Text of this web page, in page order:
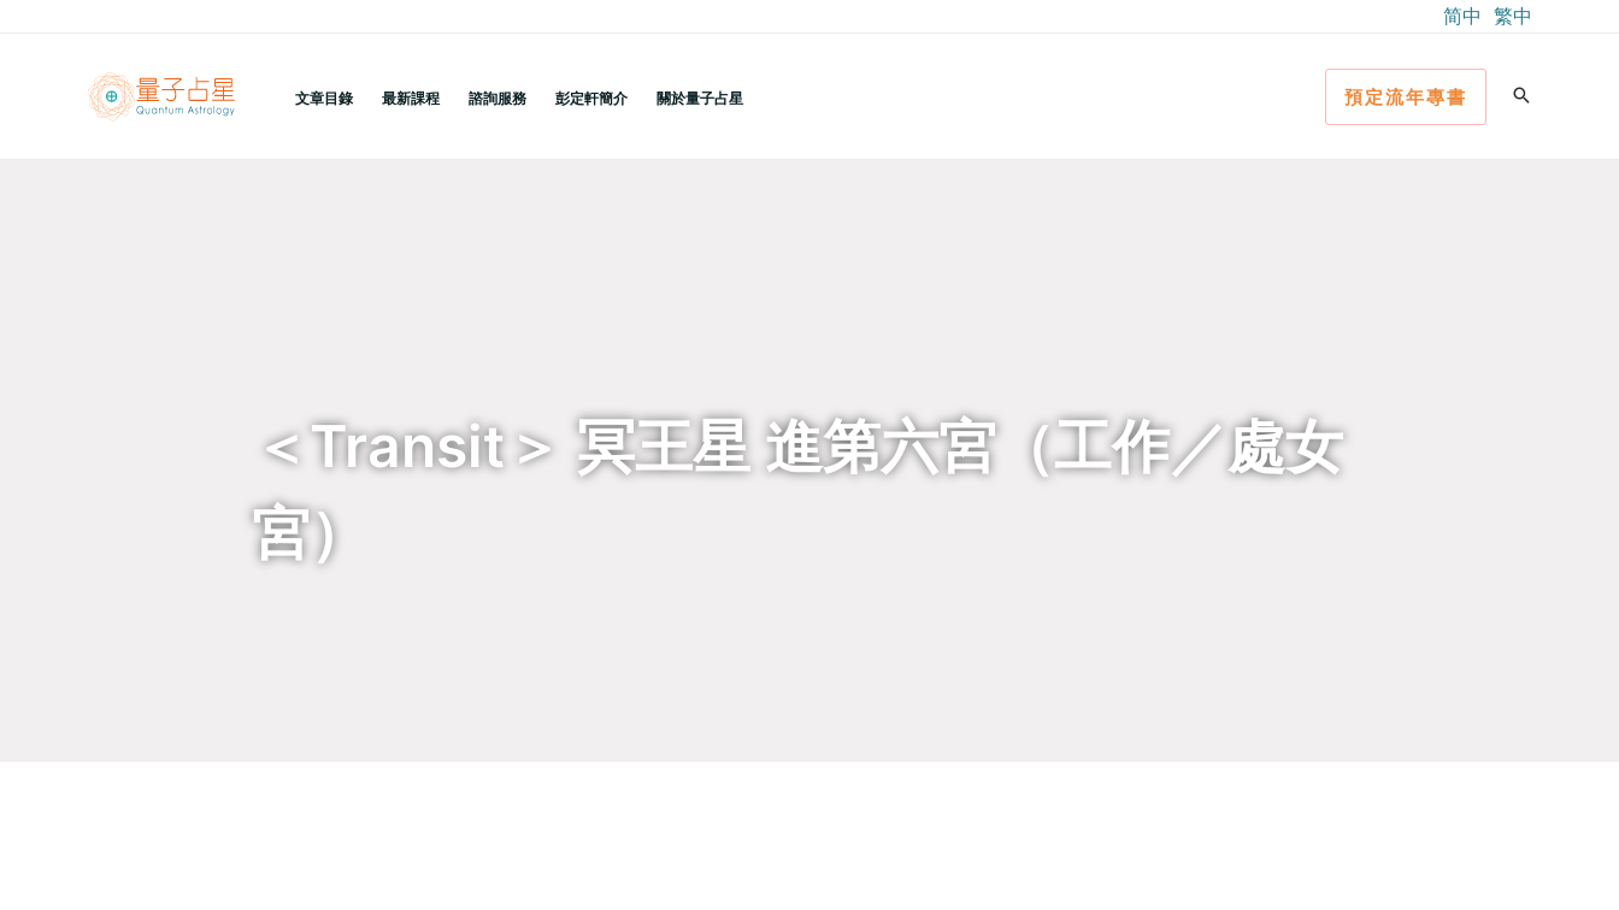
简中 繁中
文章目錄 最新課程 諮詢服務 彭定軒簡介 關於量子占星 預定流年專書
＜Transit＞ 冥王星 進第六宮（工作／處女
宮）